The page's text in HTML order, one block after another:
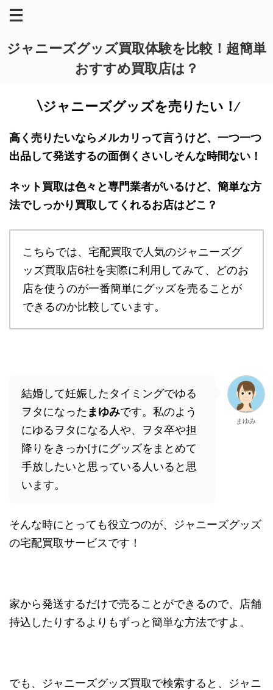
ジャニーズグッズ買取体験を比較！超簡単
おすすめ買取店は？
∖ジャニーズグッズを売りたい！∕
高く売りたいならメルカリって言うけど、一つ一つ
出品して発送するの面倒くさいしそんな時間ない！
ネット買取は色々と専門業者がいるけど、簡単な方
法でしっかり買取してくれるお店はどこ？
こちらでは、宅配買取で人気のジャニーズグ
ッズ買取店6社を実際に利用してみて、どのお
店を使うのが一番簡単にグッズを売ることが
できるのか比較しています。
結婚して妊娠したタイミングでゆる
ヲタになった まゆみです。私のよう
にゆるヲタになる人や、ヲタ卒や担
降りをきっかけにグッズをまとめて
手放したいと思っている人いると思
います。
まゆみ
そんな時にとっても役立つのが、 ジャニーズグッズ
の宅配買取サービスです ！
家から発送するだけで売ることができるので、店舗
持込したりするよりもずっと簡単な方法ですよ。
でも、ジャニーズグッズ買取で検索すると、ジャニ